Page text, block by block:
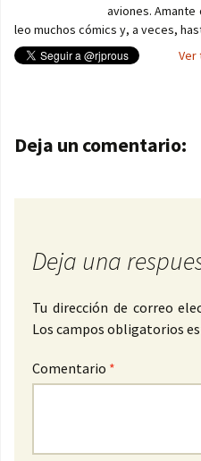
aviones.
leo muchos cómics y, a veces,
Ver
Navegación de
Deja un comentario:
Deja una
Tu dirección de correo
Los campos obligatorios
Comentario *